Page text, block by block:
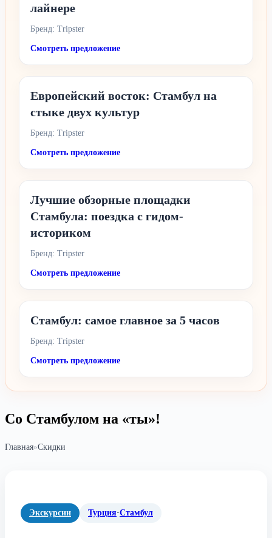
лайнере
Бренд: Tripster
Смотреть предложение
Европейский восток: Стамбул на
стыке двух культур
Бренд: Tripster
Смотреть предложение
Лучшие обзорные площадки
Стамбула: поездка с гидом-
историком
Бренд: Tripster
Смотреть предложение
Стамбул: самое главное за 5 часов
Бренд: Tripster
Смотреть предложение
Со Стамбулом на «ты»!
Главная»Скидки
Экскурсии Турция·Стамбул